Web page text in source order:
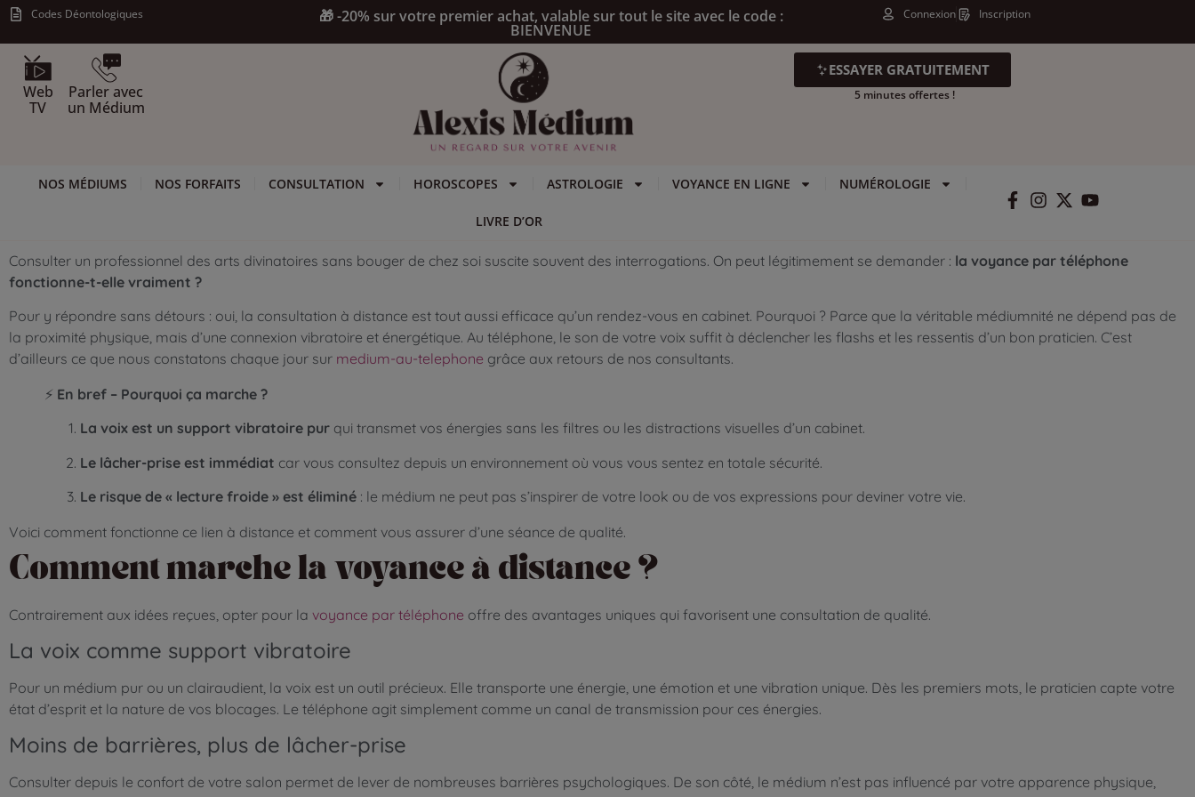
Codes Déontologiques 🎁 -20% sur votre premier achat, valable sur tout le site avec le code :
BIENVENUE
Connexion Inscription
Web
TV
Parler avec
un Médium
ESSAYER GRATUITEMENT
5 minutes offertes !
NOS MÉDIUMS NOS FORFAITS CONSULTATION HOROSCOPES ASTROLOGIE VOYANCE EN LIGNE NUMÉROLOGIE
LIVRE D’OR
Consulter un professionnel des arts divinatoires sans bouger de chez soi suscite souvent des interrogations. On peut légitimement se demander : la voyance par téléphone
fonctionne-t-elle vraiment ?
Pour y répondre sans détours : oui, la consultation à distance est tout aussi efficace qu’un rendez-vous en cabinet. Pourquoi ? Parce que la véritable médiumnité ne dépend pas de
la proximité physique, mais d’une connexion vibratoire et énergétique. Au téléphone, le son de votre voix suffit à déclencher les flashs et les ressentis d’un bon praticien. C’est
d’ailleurs ce que nous constatons chaque jour sur medium-au-telephone grâce aux retours de nos consultants.
⚡ En bref – Pourquoi ça marche ?
La voix est un support vibratoire pur qui transmet vos énergies sans les filtres ou les distractions visuelles d’un cabinet.
Le lâcher-prise est immédiat car vous consultez depuis un environnement où vous vous sentez en totale sécurité.
Le risque de « lecture froide » est éliminé : le médium ne peut pas s’inspirer de votre look ou de vos expressions pour deviner votre vie.
Voici comment fonctionne ce lien à distance et comment vous assurer d’une séance de qualité.
Comment marche la voyance à distance ?
Contrairement aux idées reçues, opter pour la voyance par téléphone offre des avantages uniques qui favorisent une consultation de qualité.
La voix comme support vibratoire
Pour un médium pur ou un clairaudient, la voix est un outil précieux. Elle transporte une énergie, une émotion et une vibration unique. Dès les premiers mots, le praticien capte votre
état d’esprit et la nature de vos blocages. Le téléphone agit simplement comme un canal de transmission pour ces énergies.
Moins de barrières, plus de lâcher-prise
Consulter depuis le confort de votre salon permet de lever de nombreuses barrières psychologiques. De son côté, le médium n’est pas influencé par votre apparence physique,